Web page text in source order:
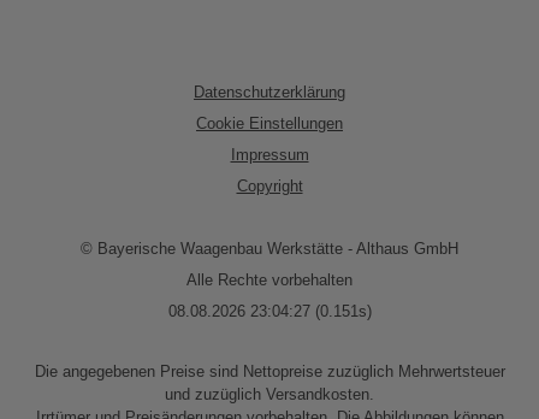
Datenschutzerklärung
Cookie Einstellungen
Impressum
Copyright
© Bayerische Waagenbau Werkstätte - Althaus GmbH
Alle Rechte vorbehalten
08.08.2026 23:04:27 (0.151s)
Die angegebenen Preise sind Nettopreise zuzüglich Mehrwertsteuer
und zuzüglich Versandkosten.